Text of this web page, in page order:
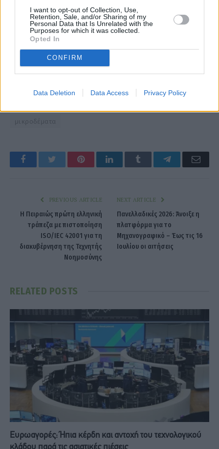
I want to opt-out of Collection, Use,
Retention, Sale, and/or Sharing of my
Personal Data that Is Unrelated with the
Purposes for which it was collected.
Opted In
CONFIRM
Data Deletion Data Access Privacy Policy
μικροδέματα
Facebook Twitter PinterestLinkedIn Tumblr Telegram
PREVIOUS ARTICLE
Η Πειραιώς πρώτη ελληνική
τράπεζα με πιστοποίηση
ISO/IEC 42001 για τη
διακυβέρνηση της Τεχνητής
Νοημοσύνης
NEXT ARTICLE
Πανελλαδικές 2026: Άνοιξε η
πλατφόρμα για το
Μηχανογραφικό – Έως τις 16
Ιουλίου οι αιτήσεις
RELATED POSTS
Ευρωαγορές: Ήπια κέρδη και αντοχή του τεχνολογικού
κλάδου παρά τις ασιατικές πιέσεις